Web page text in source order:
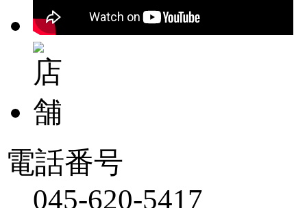
電話番号
045-620-5417